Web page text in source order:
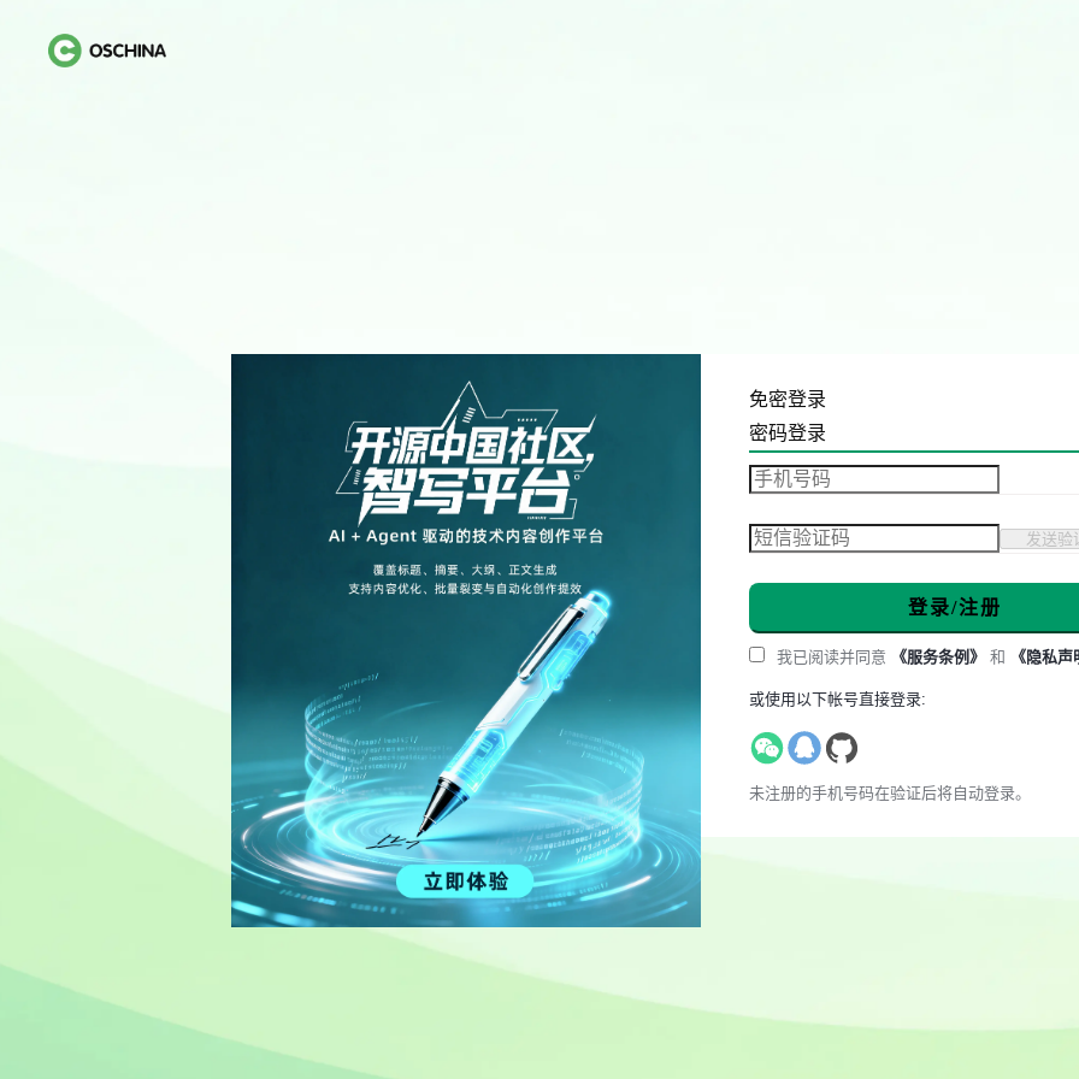
免密登录
密码登录
发送验
登录/注册
我已阅读并同意 《服务条例》 和 《隐私声
或使用以下帐号直接登录:
未注册的手机号码在验证后将自动登录。